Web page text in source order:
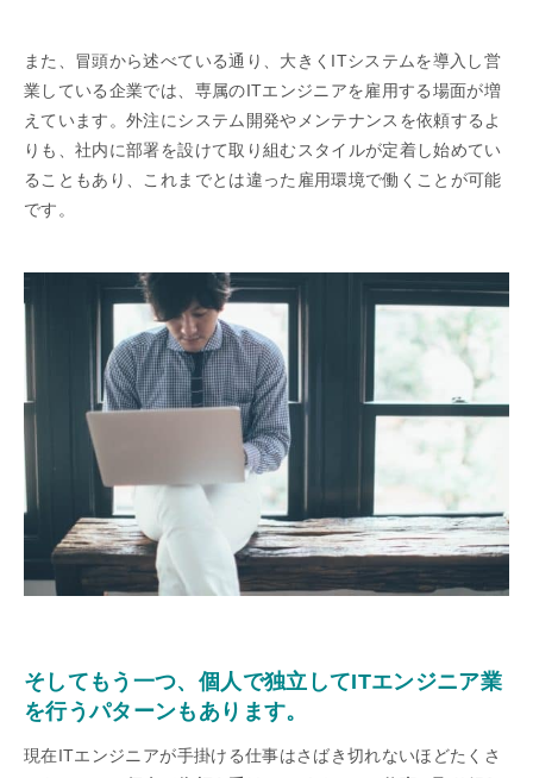
また、冒頭から述べている通り、大きくITシステムを導入し営
業している企業では、専属のITエンジニアを雇用する場面が増
えています。外注にシステム開発やメンテナンスを依頼するよ
りも、社内に部署を設けて取り組むスタイルが定着し始めてい
ることもあり、これまでとは違った雇用環境で働くことが可能
です。
そしてもう一つ、個人で独立してITエンジニア業
を行うパターンもあります。
現在ITエンジニアが手掛ける仕事はさばき切れないほどたくさ